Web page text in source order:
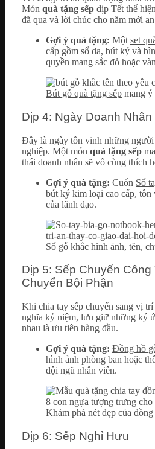
Món quà tặng sếp dịp Tết thể
đã qua và lời chúc cho năm mới
Gợi ý quà tặng: Một set
cấp gồm sổ da, bút ký và
quyền mang sắc đỏ hoặc
Bút gỗ quà tặng sếp mang ý
Dịp 4: Ngày Doanh
Đây là ngày tôn vinh những người
nghiệp. Một món quà tặng sếp
thái doanh nhân sẽ vô cùng thích
Gợi ý quà tặng: Cuốn Sổ
bút ký kim loại cao cấp, tôn
của lãnh đạo.
Sổ gỗ khắc hình ảnh, tên,
Dịp 5: Sếp Chuyển
Chuyển Bội Phận
Khi chia tay sếp chuyển sang vị
nghĩa kỷ niệm, lưu giữ những ký
nhau là ưu tiên hàng đầu.
Gợi ý quà tặng: Đồng hồ
hình ảnh phòng ban hoặc
đội ngũ nhân viên.
Khám phá nét đẹp của
Dịp 6: Sếp Nghỉ Hưu